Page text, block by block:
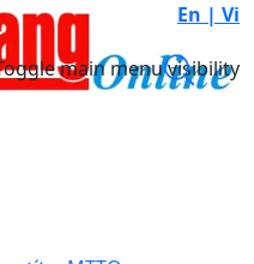
En | Vi
main menu visibility